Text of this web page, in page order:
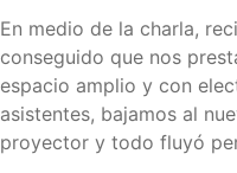
En medio de la charla,
conseguido que nos
espacio amplio y con
asistentes, bajamos al
proyector y todo fluyó